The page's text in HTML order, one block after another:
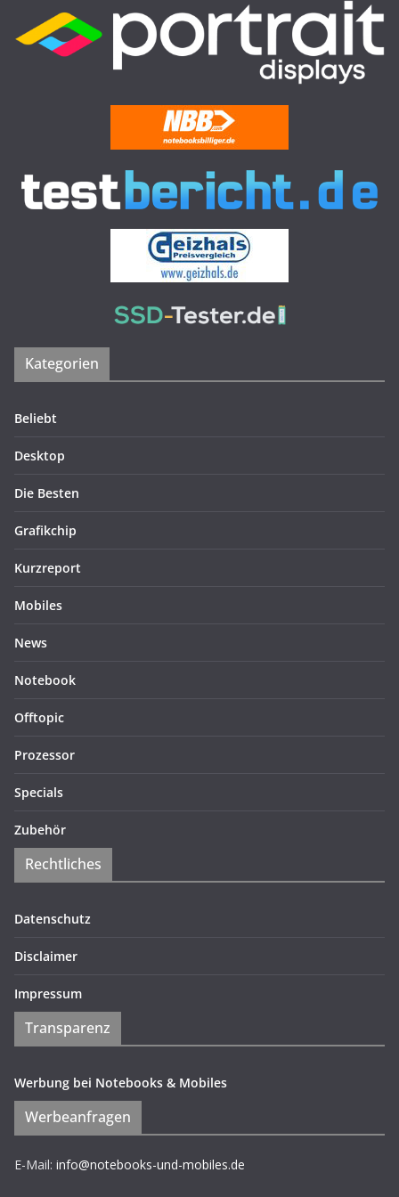
Kategorien
Beliebt
Desktop
Die Besten
Grafikchip
Kurzreport
Mobiles
News
Notebook
Offtopic
Prozessor
Specials
Zubehör
Rechtliches
Datenschutz
Disclaimer
Impressum
Transparenz
Werbung bei Notebooks & Mobiles
Werbeanfragen
E-Mail: info@notebooks-und-mobiles.de